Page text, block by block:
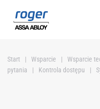
Przejdź do głównej
Start Wsparcie Wsparcie
pytania
Kontrola dostępu